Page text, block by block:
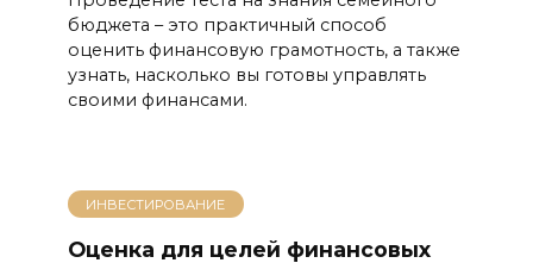
бюджета – это практичный способ
оценить финансовую грамотность, а также
узнать, насколько вы готовы управлять
своими финансами.
ИНВЕСТИРОВАНИЕ
Оценка для целей финансовых